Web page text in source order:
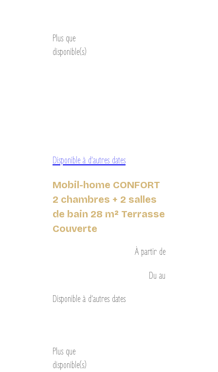
Plus que
disponible(s)
Disponible à d’autres dates
Mobil-home CONFORT
2 chambres + 2 salles
de bain 28 m² Terrasse
Couverte
À partir de
Du au
Disponible à d’autres dates
Plus que
disponible(s)